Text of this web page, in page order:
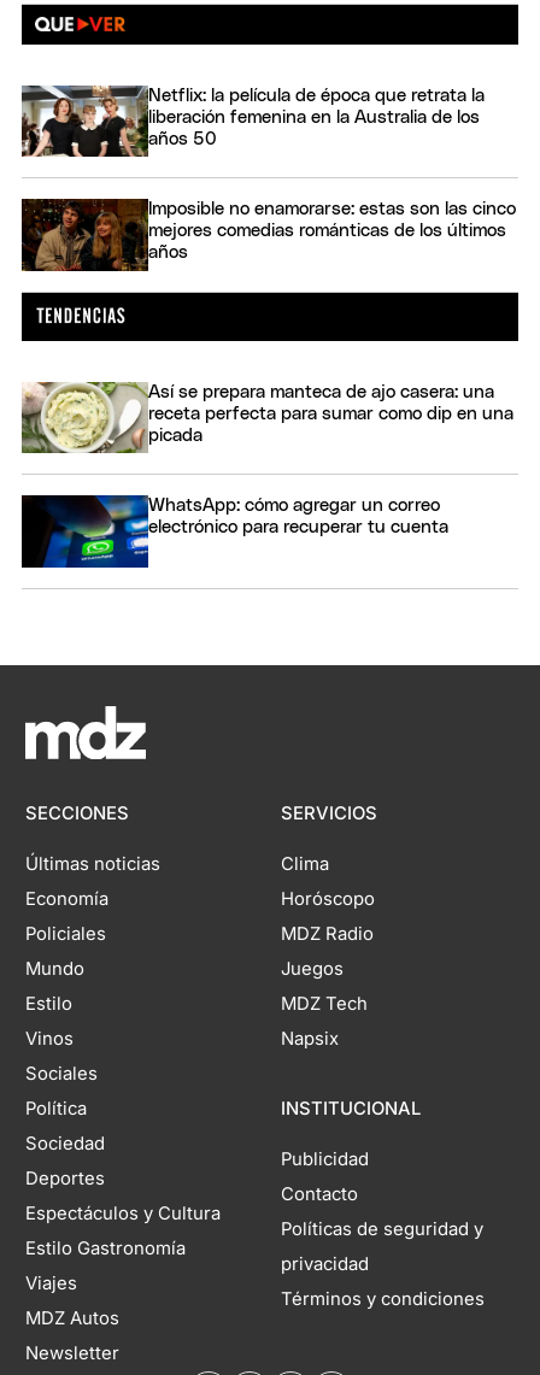
Netflix: la película de época que retrata la
liberación femenina en la Australia de los
años 50
Imposible no enamorarse: estas son las cinco
mejores comedias románticas de los últimos
años
Así se prepara manteca de ajo casera: una
receta perfecta para sumar como dip en una
picada
WhatsApp: cómo agregar un correo
electrónico para recuperar tu cuenta
SECCIONES
Últimas noticias
Economía
Policiales
Mundo
Estilo
Vinos
Sociales
Política
Sociedad
Deportes
Espectáculos y Cultura
Estilo Gastronomía
Viajes
MDZ Autos
Newsletter
SERVICIOS
Clima
Horóscopo
MDZ Radio
Juegos
MDZ Tech
Napsix
INSTITUCIONAL
Publicidad
Contacto
Políticas de seguridad y
privacidad
Términos y condiciones